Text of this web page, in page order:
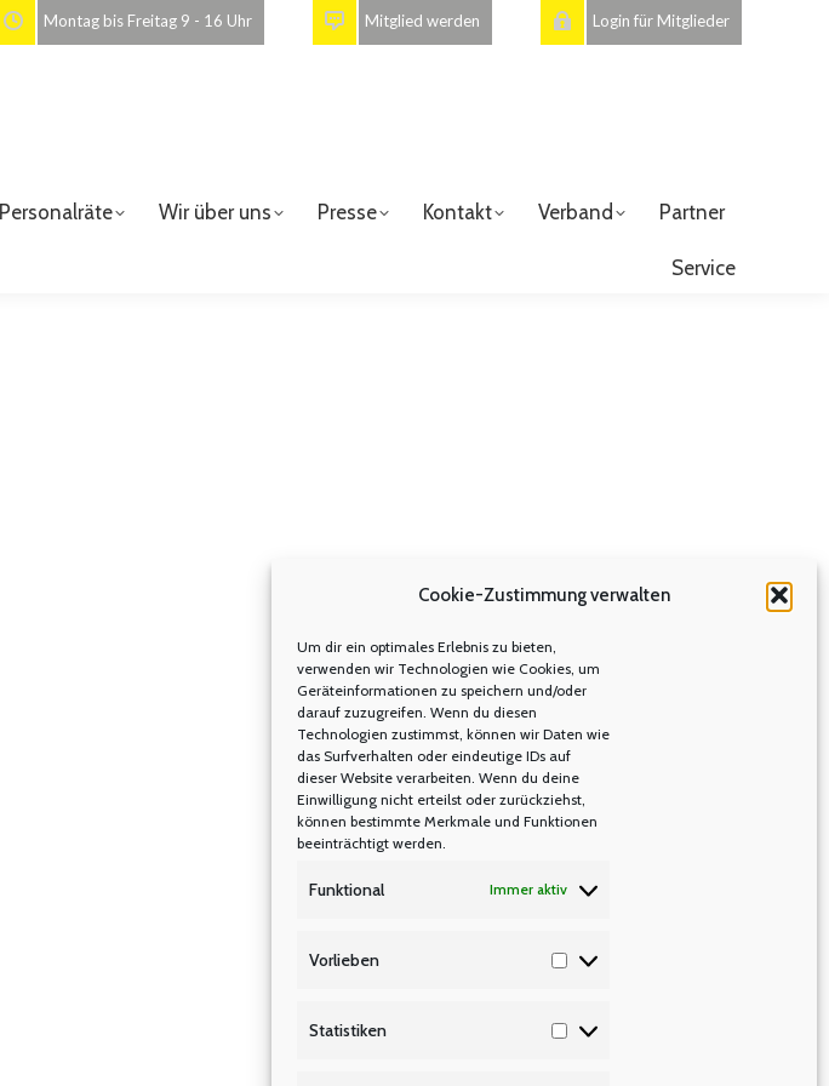
Cookie-Zustimmung verwalten
Um dir ein optimales Erlebnis zu bieten,
verwenden wir Technologien wie Cookies, um
Geräteinformationen zu speichern und/oder
darauf zuzugreifen. Wenn du diesen
Technologien zustimmst, können wir Daten wie
das Surfverhalten oder eindeutige IDs auf
dieser Website verarbeiten. Wenn du deine
Einwilligung nicht erteilst oder zurückziehst,
können bestimmte Merkmale und Funktionen
beeinträchtigt werden.
Funktional Immer aktiv
Vorlieben
Statistiken
Montag bis Freitag 9 - 16 Uhr Mitglied werden Login für Mitglieder
Personalräte Wir über uns Presse Kontakt Verband Partner
Service